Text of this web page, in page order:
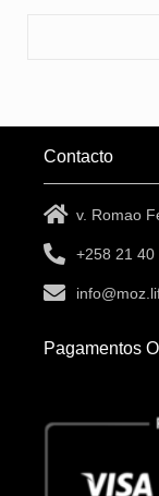
Contacto
v. Romao
+258 21 40
Pagamentos